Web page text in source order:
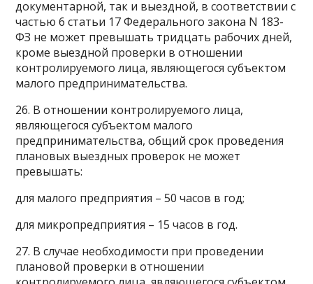
документарной, так и выездной, в соответствии с
частью 6 статьи 17 Федерального закона N 183-
ФЗ не может превышать тридцать рабочих дней,
кроме выездной проверки в отношении
контролируемого лица, являющегося субъектом
малого предпринимательства.
26. В отношении контролируемого лица,
являющегося субъектом малого
предпринимательства, общий срок проведения
плановых выездных проверок не может
превышать:
для малого предприятия – 50 часов в год;
для микропредприятия – 15 часов в год.
27. В случае необходимости при проведении
плановой проверки в отношении